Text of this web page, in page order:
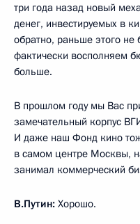
три года назад новый
денег, инвестируемых в
обратно, раньше этого
фактически восполняем
больше.
В прошлом году мы Вас
замечательный корпус
И даже наш Фонд кино
в самом центре Москвы,
занимал коммерческий
В.Путин: Хорошо.